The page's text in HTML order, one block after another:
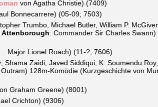
von Agatha Christie) (7409)
Bonnecarrere) (05-09; 7503)
Trumbo, Michael Butler, William P.
Attenborough: Commander Sir Charles Swann)
Major Lionel Roach) (11-?; 7606)
Zaidi, Javed Siddiqui, K: Soumendu
128m-Komödie (Kurzgeschichte von
Graham Greene) (8001)
Crichton) (9306)